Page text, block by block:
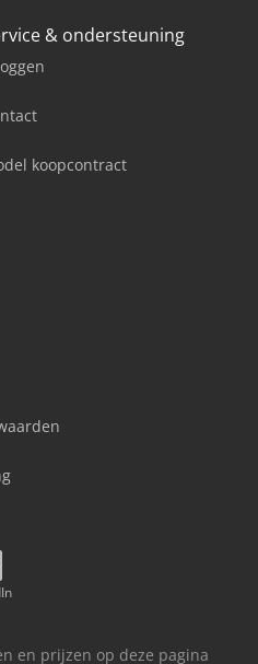
& ondersteuning
koopcontract
en prijzen op deze pagina